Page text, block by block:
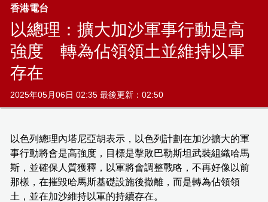
香港電台
以總理：擴大加沙軍事行動是高
強度 轉為佔領領土並維持以軍
存在
2025年05月06日 02:35 最後更新：02:50
以色列總理內塔尼亞胡表示，以色列計劃在加沙擴大的軍
事行動將會是高強度，目標是擊敗巴勒斯坦武裝組織哈馬
斯，並確保人質獲釋，以軍將會調整戰略，不再好像以前
那樣，在摧毀哈馬斯基礎設施後撤離，而是轉為佔領領
土，並在加沙維持以軍的持續存在。